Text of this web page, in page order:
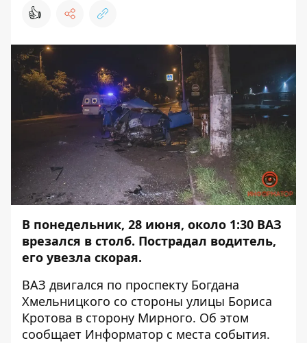
👍
В понедельник, 28 июня, около 1:30 ВАЗ
врезался в столб. Пострадал водитель,
его увезла скорая.
ВАЗ двигался по проспекту Богдана
Хмельницкого со стороны улицы Бориса
Кротова в сторону Мирного. Об этом
сообщает Информатор с места события.